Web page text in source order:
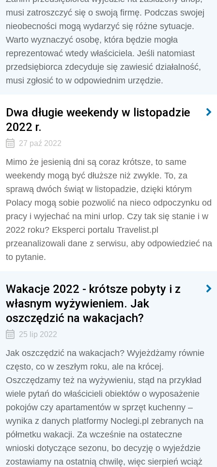
musi zatroszczyć się o swoją firmę. Podczas swojej
nieobecności mogą wydarzyć się różne sytuacje.
Warto wyznaczyć osobę, która będzie mogła
reprezentować wtedy właściciela. Jeśli natomiast
przedsiębiorca zdecyduje się zawiesić działalność,
musi zgłosić to w odpowiednim urzędzie.
Dwa długie weekendy w listopadzie
2022 r.
27 paź 2022
Mimo że jesienią dni są coraz krótsze, to same
weekendy mogą być dłuższe niż zwykle. To, za
sprawą dwóch świąt w listopadzie, dzięki którym
Polacy mogą sobie pozwolić na nieco odpoczynku od
pracy i wyjechać na mini urlop. Czy tak się stanie i w
2022 roku? Eksperci portalu Travelist.pl
przeanalizowali dane z serwisu, aby odpowiedzieć na
to pytanie.
Wakacje 2022 - krótsze pobyty i z
własnym wyżywieniem. Jak
oszczędzić na wakacjach?
25 lip 2022
Jak oszczędzić na wakacjach? Wyjeżdżamy równie
często, co w zeszłym roku, ale na krócej.
Oszczędzamy też na wyżywieniu, stąd na przykład
wiele pytań do właścicieli obiektów o wyposażenie
pokojów czy apartamentów w sprzęt kuchenny –
wynika z danych platformy Noclegi.pl zebranych na
półmetku wakacji. Za wcześnie na ostateczne
wnioski dotyczące sezonu, bo decyzję o wyjeździe
zostawiamy na ostatnią chwilę, więc sierpień wciąż